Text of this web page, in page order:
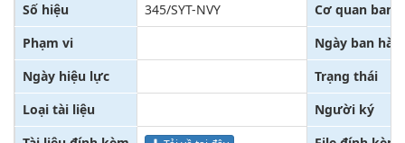
Số hiệu
345/SYT-NVY
Cơ quan ban
Phạm vi
Ngày ban
Ngày hiệu lực
Trạng thái
Loại tài liệu
Người ký